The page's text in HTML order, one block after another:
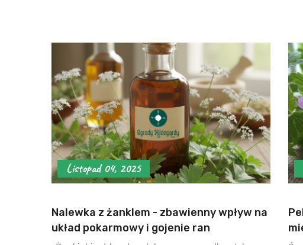
Listopad 04, 2025
Nalewka z żanklem - zbawienny wpływ na
układ pokarmowy i gojenie ran